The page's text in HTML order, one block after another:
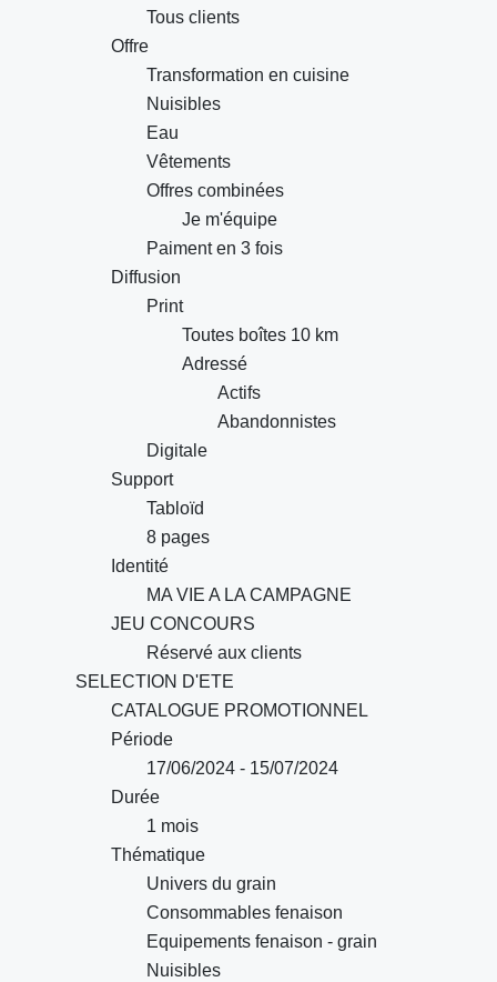
Tous clients
Offre
Transformation en cuisine
Nuisibles
Eau
Vêtements
Offres combinées
Je m'équipe
Paiment en 3 fois
Diffusion
Print
Toutes boîtes 10 km
Adressé
Actifs
Abandonnistes
Digitale
Support
Tabloïd
8 pages
Identité
MA VIE A LA CAMPAGNE
JEU CONCOURS
Réservé aux clients
SELECTION D'ETE
CATALOGUE PROMOTIONNEL
Période
17/06/2024 - 15/07/2024
Durée
1 mois
Thématique
Univers du grain
Consommables fenaison
Equipements fenaison - grain
Nuisibles